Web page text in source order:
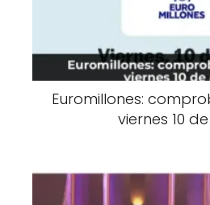
Euromillones:
viernes 10